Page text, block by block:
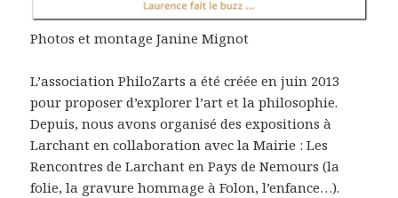
Photos et montage Janine Mignot
L’association PhiloZarts a été créée en juin 2013
pour proposer d’explorer l’art et la philosophie.
Depuis, nous avons organisé des expositions à
Larchant en collaboration avec la Mairie : Les
Rencontres de Larchant en Pays de Nemours (la
folie, la gravure hommage à Folon, l’enfance…).